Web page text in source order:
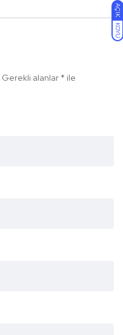
AÇIK
KOYU
Gerekli alanlar * ile